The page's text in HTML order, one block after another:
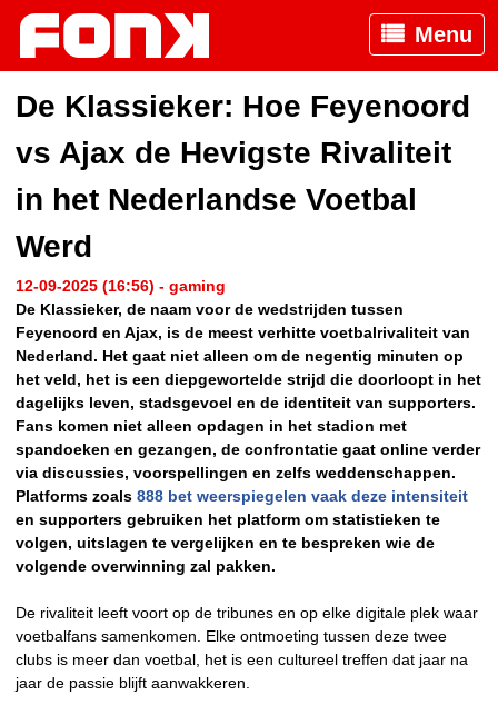
Menu
De Klassieker: Hoe Feyenoord
vs Ajax de Hevigste Rivaliteit
in het Nederlandse Voetbal
Werd
12-09-2025 (16:56) - gaming
De Klassieker, de naam voor de wedstrijden tussen
Feyenoord en Ajax, is de meest verhitte voetbalrivaliteit van
Nederland. Het gaat niet alleen om de negentig minuten op
het veld, het is een diepgewortelde strijd die doorloopt in het
dagelijks leven, stadsgevoel en de identiteit van supporters.
Fans komen niet alleen opdagen in het stadion met
spandoeken en gezangen, de confrontatie gaat online verder
via discussies, voorspellingen en zelfs weddenschappen.
Platforms zoals 888 bet weerspiegelen vaak deze intensiteit
en supporters gebruiken het platform om statistieken te
volgen, uitslagen te vergelijken en te bespreken wie de
volgende overwinning zal pakken.
De rivaliteit leeft voort op de tribunes en op elke digitale plek waar
voetbalfans samenkomen. Elke ontmoeting tussen deze twee
clubs is meer dan voetbal, het is een cultureel treffen dat jaar na
jaar de passie blijft aanwakkeren.